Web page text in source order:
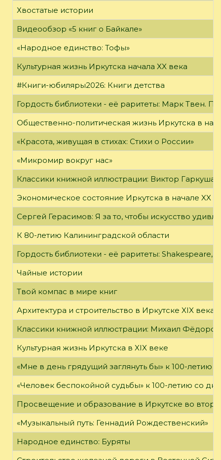
Хвостатые истории
Видеообзор «5 книг о Байкале»
«Народное единство: Тофы»
Культурная жизнь Иркутска начала XX века
#Книги-юбиляры2026: Книги детства
Гордость библиотеки - её раритеты: Марк Твен.
Общественно-политическая жизнь Иркутска в
«Красота, живущая в стихах: Стихи о России»
«Микромир вокруг нас»
Классики книжной иллюстрации: Виктор Гаркуша
Экономическое состояние Иркутска в начале XX
Сергей Герасимов: Я за то, чтобы искусство
К 80-летию Калининградской области
Гордость библиотеки - её раритеты: Shakespeare,
Чайные истории
Твой компас в мире книг
Архитектура и строительство в Иркутске XIX века
Классики книжной иллюстрации: Михаил Фёдоров
Культурная жизнь Иркутска в XIX веке
«Мне в день грядущий заглянуть бы» к 100-летию
«Человек беспокойной судьбы» к 100-летию со
Просвещение и образование в Иркутске во
«Музыкальный путь: Геннадий Рождественский»
Народное единство: Буряты